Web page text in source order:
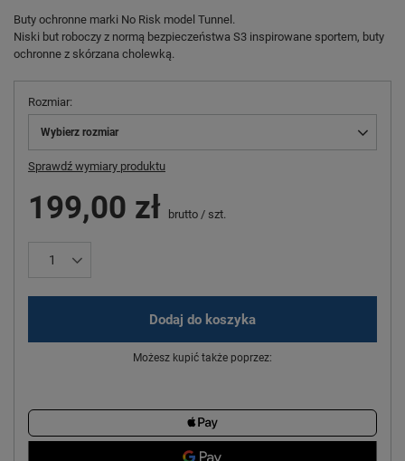
Buty ochronne marki No Risk model Tunnel.
Niski but roboczy z normą bezpieczeństwa S3 inspirowane sportem, buty
ochronne z skórzana cholewką.
Rozmiar
Wybierz rozmiar
Sprawdź wymiary produktu
199,00 zł brutto / szt.
Dodaj do koszyka
Możesz kupić także poprzez: